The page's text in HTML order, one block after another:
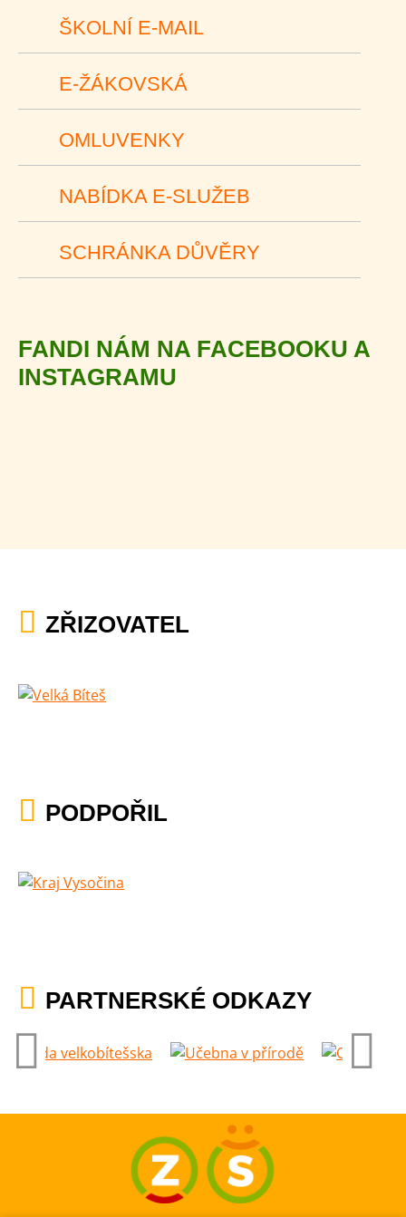
ŠKOLNÍ E-MAIL
E-ŽÁKOVSKÁ
OMLUVENKY
NABÍDKA E-SLUŽEB
SCHRÁNKA DŮVĚRY
FANDI NÁM NA FACEBOOKU A
INSTAGRAMU
ZŘIZOVATEL
PODPOŘIL
PARTNERSKÉ ODKAZY